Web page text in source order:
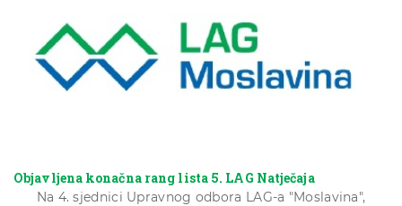
Objavljena konačna rang lista 5. LAG Natječaja
Na 4. sjednici Upravnog odbora LAG-a "Moslavina",